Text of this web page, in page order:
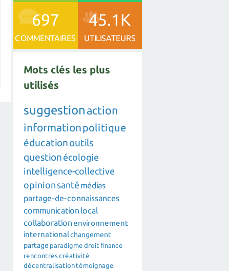
697
COMMENTAIRES
45.1K
UTILISATEURS
Mots clés les plus
utilisés
suggestion action
informationpolitique
éducationoutils
question écologie
intelligence-collective
opinion santé médias
partage-de-connaissances
communication local
collaborationenvironnement
internationalchangement
partage paradigme droit finance
rencontrescréativité
décentralisation témoignage